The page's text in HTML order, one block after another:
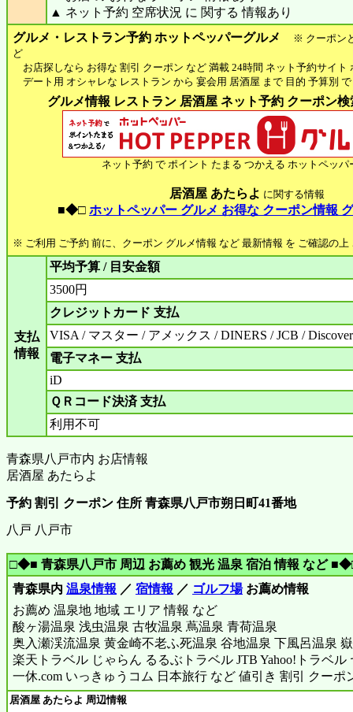
▲ ネット予約 空席状況 に 関する 情報あり
グルメ・レストラン予約 ホットペッパーグルメ
※ クーポン
ど
お店探しなら お得な 割引 クーポン など 満載 24時間 ネット予約サイト
デート用 オシャレな レストラン から 宴会用 居酒屋 まで 目的 予算別
グルメ情報 レストラン 居酒屋 ネット予約 クーポン
ネット予約 で ポイント たまる つかえる ホットペッパ
居酒屋 あたらよ に関する情報
■◆□ ホットペッパー グルメ お得な クーポン情報
※ ご利用 ご予約 前に、クーポン グルメ情報 など 最新情報 を ご確認の上
支払
情報
平均予算 / 目安金額
3500円
クレジットカード 支払
VISA / マスター / アメックス / DINERS / JCB /
電子マネー 支払
iD
ＱＲコード決済 支払
利用不可
青森県八戸市内 お店情報
居酒屋 あたらよ
予約 割引 クーポン 住所 青森県八戸市朔日町41番地
八戸 八戸市
□◆■ 青森県八戸市 周辺 お薦め 観光 温泉 宿泊 情報 など
青森県内 温泉情報 ／ 宿情報 ／ ゴルフ場お薦め情報
お薦め 温泉地 地域 エリア 情報 など
酸ヶ湯温泉 浅虫温泉 古牧温泉 蔦温泉 青荷温泉
奥入瀬渓流温泉 黄金崎不老ふ死温泉 谷地温泉 下風呂温泉
楽天トラベル じゃらん るるぶトラベル JTB Yahoo!トラベル
一休.com いっきゅうコム 日本旅行 など 値引き 割引 クーポ
居酒屋 あたらよ 周辺情報